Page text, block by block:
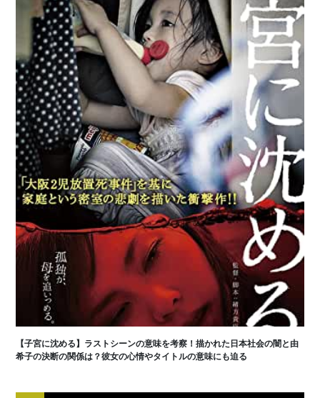
【子宮に沈める】ラストシーンの意味を考察！描かれた日本社会の闇と由
希子の決断の関係は？彼女の心情やタイトルの意味にも迫る